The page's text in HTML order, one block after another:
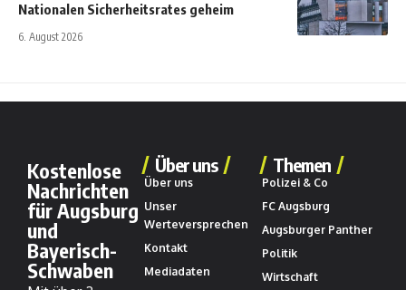
Nationalen Sicherheitsrates geheim
6. August 2026
Kostenlose
Nachrichten
für Augsburg
und
Bayerisch-
Schwaben
Über uns
Über uns
Unser
Werteversprechen
Kontakt
Mediadaten
Themen
Polizei & Co
FC Augsburg
Augsburger Panther
Politik
Wirtschaft